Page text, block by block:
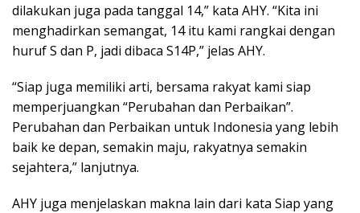
dilakukan juga pada tanggal 14,” kata AHY. “Kita ini
menghadirkan semangat, 14 itu kami rangkai dengan
huruf S dan P, jadi dibaca S14P,” jelas AHY.
“Siap juga memiliki arti, bersama rakyat kami siap
memperjuangkan “Perubahan dan Perbaikan”.
Perubahan dan Perbaikan untuk Indonesia yang lebih
baik ke depan, semakin maju, rakyatnya semakin
sejahtera,” lanjutnya.
AHY juga menjelaskan makna lain dari kata Siap yang